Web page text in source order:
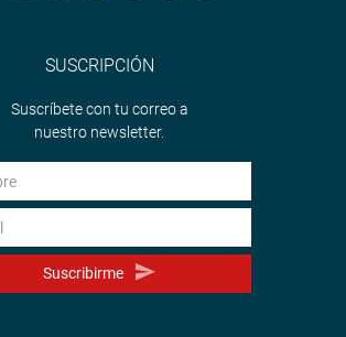
SUSCRIPCIÓN
Suscríbete con tu correo a
nuestro newsletter.
Suscribirme